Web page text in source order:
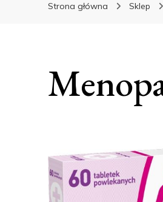
Strona główna Sklep